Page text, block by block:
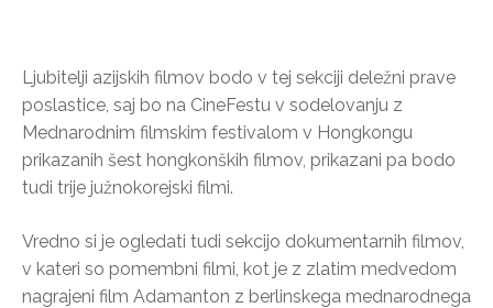
Ljubitelji azijskih filmov bodo v tej sekciji deležni prave
poslastice, saj bo na CineFestu v sodelovanju z
Mednarodnim filmskim festivalom v Hongkongu
prikazanih šest hongkonških filmov, prikazani pa bodo
tudi trije južnokorejski filmi.
Vredno si je ogledati tudi sekcijo dokumentarnih filmov,
v kateri so pomembni filmi, kot je z zlatim medvedom
nagrajeni film Adamanton z berlinskega mednarodnega